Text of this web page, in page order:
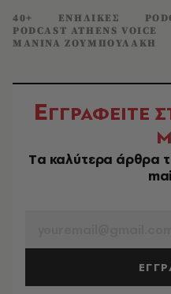
40+ ΕΝΗΛΙΚΕΣ
PODCAST ATHENS VOICE
ΜΑΝΙΝΑ ΖΟΥΜΠΟΥΛΑΚΗ
ΕΓΓΡΑΦΕΙΤΕ
Tα καλύτερα άρθρα